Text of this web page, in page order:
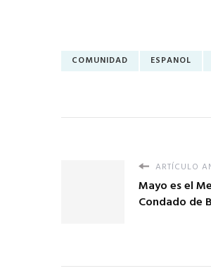
COMUNIDAD ESPANOL
ARTÍCULO
Mayo es el
Condado de